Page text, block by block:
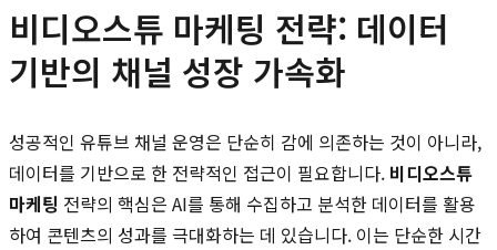
비디오스튜 마케팅 전략: 데이터
기반의 채널 성장 가속화
성공적인 유튜브 채널 운영은 단순히 감에 의존하는 것이 아니라,
데이터를 기반으로 한 전략적인 접근이 필요합니다. 비디오스튜
마케팅 전략의 핵심은 AI를 통해 수집하고 분석한 데이터를 활용
하여 콘텐츠의 성과를 극대화하는 데 있습니다. 이는 단순한 시간